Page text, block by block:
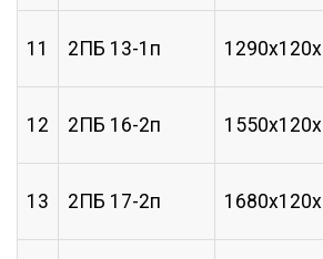
11 2ПБ 13-1п
12 2ПБ 16-2п
13 2ПБ 17-2п